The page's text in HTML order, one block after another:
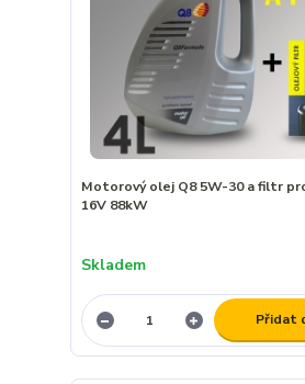
Motorový olej Q8 5W-30 a filtr
16V 88kW
Skladem
Přidat